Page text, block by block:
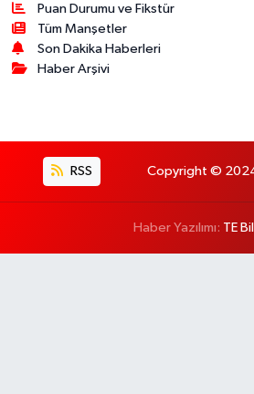
Puan Durumu ve Fikstür
Tüm Manşetler
Son Dakika Haberleri
Haber Arşivi
RSS Copyright © 2024.
Haber Yazılımı: TE